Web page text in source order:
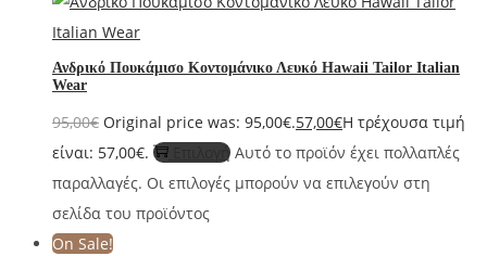
Ανδρικό Πουκάμισο Κοντομάνικο Λευκό Hawaii Tailor Italian
Wear
95,00€ Original price was: 95,00€.57,00€Η τρέχουσα τιμή
είναι: 57,00€.
Επιλογή Αυτό το προϊόν έχει πολλαπλές
παραλλαγές. Οι επιλογές μπορούν να επιλεγούν στη
σελίδα του προϊόντος
On Sale!